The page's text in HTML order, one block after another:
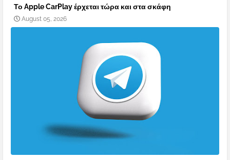
Το Apple CarPlay έρχεται τώρα και στα σκάφη
August 05, 2026